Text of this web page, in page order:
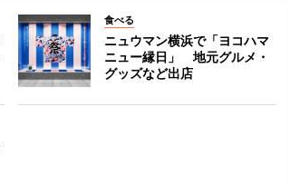
食べる
ニュウマン横浜で「ヨコハマ
ニュー縁日」 地元グルメ・
グッズなど出店